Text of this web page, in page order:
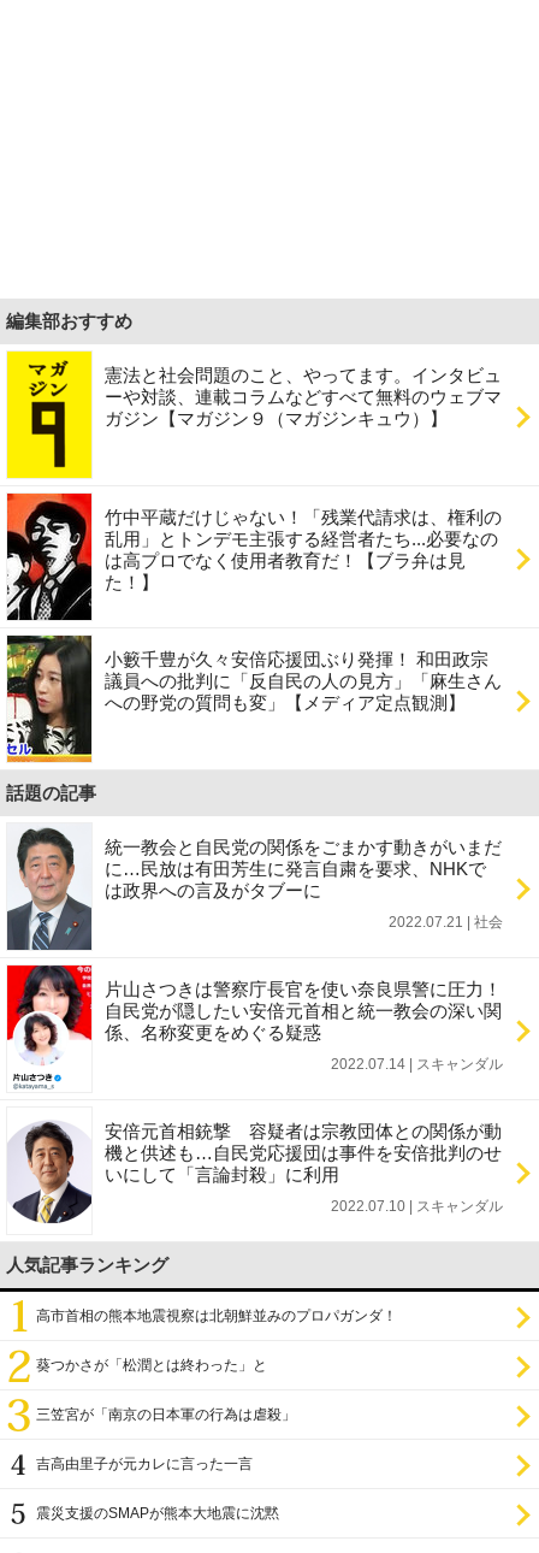
編集部おすすめ
憲法と社会問題のこと、やってます。インタビュ
ーや対談、連載コラムなどすべて無料のウェブマ
ガジン【マガジン９（マガジンキュウ）】
竹中平蔵だけじゃない！「残業代請求は、権利の
乱用」とトンデモ主張する経営者たち...必要なの
は高プロでなく使用者教育だ！【ブラ弁は見
た！】
小籔千豊が久々安倍応援団ぶり発揮！ 和田政宗
議員への批判に「反自民の人の見方」「麻生さん
への野党の質問も変」【メディア定点観測】
話題の記事
統一教会と自民党の関係をごまかす動きがいまだ
に…民放は有田芳生に発言自粛を要求、NHKで
は政界への言及がタブーに
2022.07.21 | 社会
片山さつきは警察庁長官を使い奈良県警に圧力！
自民党が隠したい安倍元首相と統一教会の深い関
係、名称変更をめぐる疑惑
2022.07.14 | スキャンダル
安倍元首相銃撃 容疑者は宗教団体との関係が動
機と供述も…自民党応援団は事件を安倍批判のせ
いにして「言論封殺」に利用
2022.07.10 | スキャンダル
人気記事ランキング
高市首相の熊本地震視察は北朝鮮並みのプロパガンダ！
葵つかさが「松潤とは終わった」と
三笠宮が「南京の日本軍の行為は虐殺」
吉高由里子が元カレに言った一言
震災支援のSMAPが熊本大地震に沈黙